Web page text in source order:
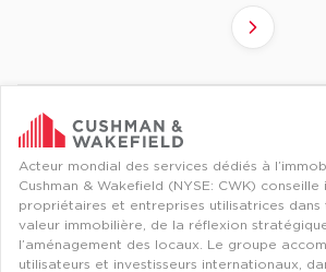
Suivant
Revenir à l'accueil -
Acteur mondial des services dédiés à
Cushman & Wakefield (NYSE: CWK) conseille
propriétaires et entreprises utilisatrices dans
valeur immobilière, de la réflexion stratégique
l’aménagement des locaux. Le groupe
utilisateurs et investisseurs internationaux,